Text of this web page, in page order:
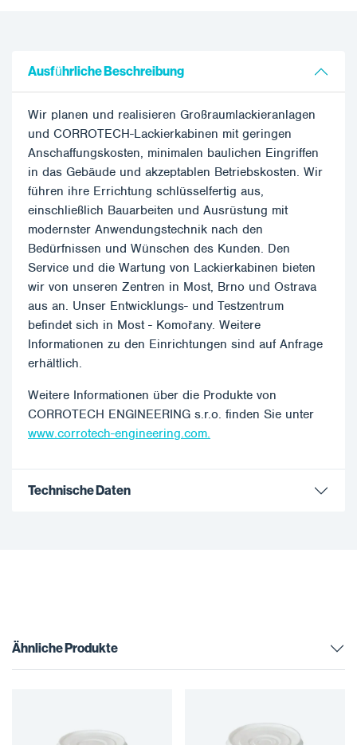
Ausführliche Beschreibung
Wir planen und realisieren Großraumlackieranlagen
und CORROTECH-Lackierkabinen mit geringen
Anschaffungskosten, minimalen baulichen Eingriffen
in das Gebäude und akzeptablen Betriebskosten. Wir
führen ihre Errichtung schlüsselfertig aus,
einschließlich Bauarbeiten und Ausrüstung mit
modernster Anwendungstechnik nach den
Bedürfnissen und Wünschen des Kunden. Den
Service und die Wartung von Lackierkabinen bieten
wir von unseren Zentren in Most, Brno und Ostrava
aus an. Unser Entwicklungs- und Testzentrum
befindet sich in Most - Komořany. Weitere
Informationen zu den Einrichtungen sind auf Anfrage
erhältlich.
Weitere Informationen über die Produkte von
CORROTECH ENGINEERING s.r.o. finden Sie unter
www.corrotech-engineering.com.
Technische Daten
Ähnliche Produkte